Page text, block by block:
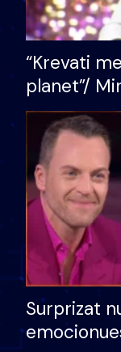
“Krevati
planet”/
bukura në
mungojë
Surprizat